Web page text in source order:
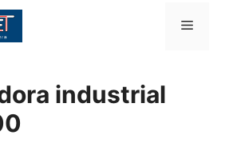
Menú
industrial